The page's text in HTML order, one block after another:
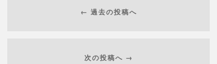
← 過去の投稿へ
次の投稿へ →